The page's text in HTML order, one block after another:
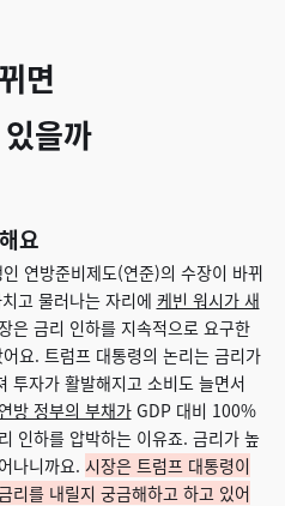
면
을까
요
연방준비제도(연준)의 수장이 바뀌
고 물러나는 자리에 케빈 워시가 새
은 금리 인하를 지속적으로 요구한
요. 트럼프 대통령의 논리는 금리가
투자가 활발해지고 소비도 늘면서
연방 정부의 부채가GDP 대비 100%
인하를 압박하는 이유죠. 금리가 높
나니까요. 시장은 트럼프 대통령이
리를 내릴지 궁금해하고 하고 있어